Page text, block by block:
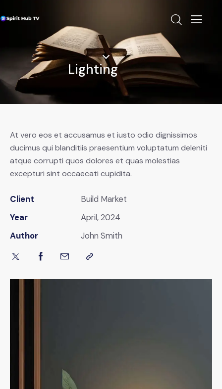
Lighting
At vero eos et accusamus et iusto odio dignissimos
ducimus qui blanditiis praesentium voluptatum deleniti
atque corrupti quos dolores et quas molestias
excepturi sint occaecati cupidita.
Client
Build Market
Year
April, 2024
Author
John Smith